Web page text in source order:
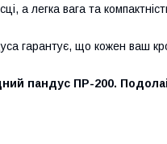
а легка вага та
гарантує, що кожен ваш
пандус ПР-200.